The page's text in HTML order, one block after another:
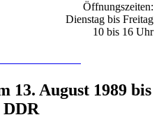
Öffnungszeiten:
Dienstag bis Freitag
10 bis 16 Uhr
13. August 1989 bis